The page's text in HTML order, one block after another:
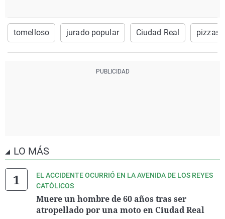
tomelloso jurado popular Ciudad Real pizzas
LO MÁS
EL ACCIDENTE OCURRIÓ EN LA AVENIDA DE LOS REYES
CATÓLICOS
Muere un hombre de 60 años tras ser
atropellado por una moto en Ciudad Real